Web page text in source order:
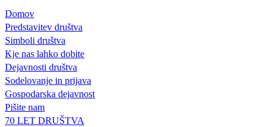
Domov
Predstavitev društva
Simboli društva
Kje nas lahko dobite
Dejavnosti društva
Sodelovanje in prijava
Gospodarska dejavnost
Pišite nam
70 LET DRUŠTVA